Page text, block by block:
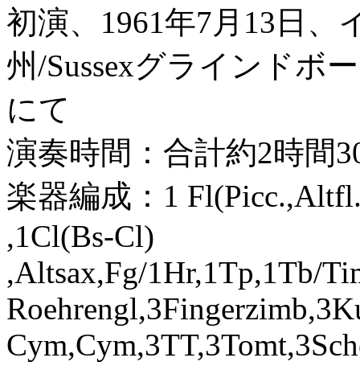
初演、1961年7月13日
州/Sussexグラインドボ
にて
演奏時間：合計約2時間
楽器編成：1
,1Cl(Bs-Cl)
,Altsax,Fg/1Hr,1Tp,1Tb/